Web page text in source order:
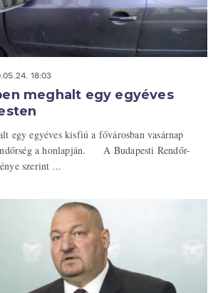
18:03
meghalt egy egyéves
egy egyéves kisfiú a fővárosban vasárnap
a honlapján. A Budapesti Rendőr-
szerint ...